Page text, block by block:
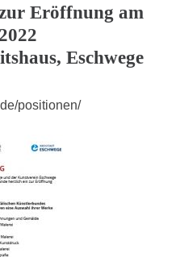
Eröffnung am
Eschwege
positionen/